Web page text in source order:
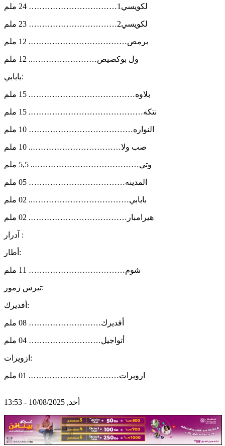
لكويسي1…………………………… 24 ملم
لكويسي2…………………………… 23 ملم
برمص………………………………. 12 ملم
ول بوكصيص…………………….. 12 ملم
بابابي:
بلاوه…………………………………. 15 ملم
نتكه……………………………………. 15 ملم
النواره………………………………… 10 ملم
صب ولا…………………………….. 10 ملم
وتي………………………………….. 5,5 ملم
المدينه……………………………… 05 ملم
بابابي……………………………….. 02 ملم
هيرامبار………………………………. 02 ملم
آدرار :
أطار:
شوم……………………………… 11 ملم
تيرس زمور:
أفديرك:
أفديرك……………………… 08 ملم
أتواجيل……………………… 04 ملم
ازويرات:
ازويرات……………………………. 01 ملم
أحد, 10/08/2025 - 13:53